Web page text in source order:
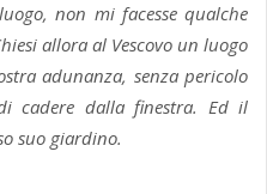
non mi facesse qualche
allora al Vescovo un luogo
adunanza, senza pericolo
cadere dalla finestra. Ed il
suo giardino.